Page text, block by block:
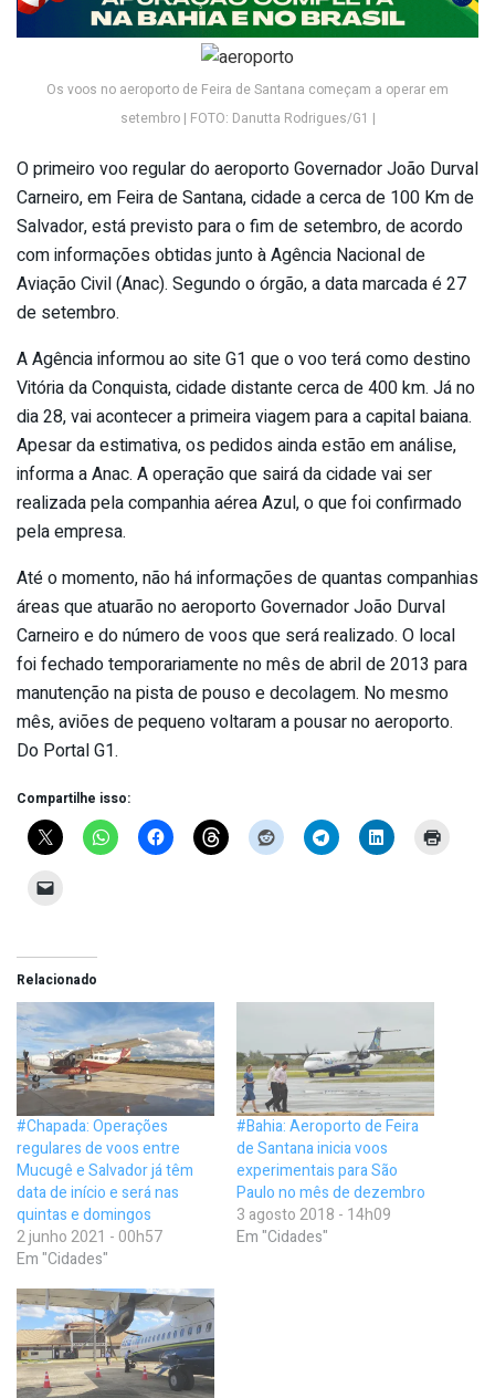
Os voos no aeroporto de Feira de Santana começam a operar em
setembro | FOTO: Danutta Rodrigues/G1 |
O primeiro voo regular do aeroporto Governador João Durval
Carneiro, em Feira de Santana, cidade a cerca de 100 Km de
Salvador, está previsto para o fim de setembro, de acordo
com informações obtidas junto à Agência Nacional de
Aviação Civil (Anac). Segundo o órgão, a data marcada é 27
de setembro.
A Agência informou ao site G1 que o voo terá como destino
Vitória da Conquista, cidade distante cerca de 400 km. Já no
dia 28, vai acontecer a primeira viagem para a capital baiana.
Apesar da estimativa, os pedidos ainda estão em análise,
informa a Anac. A operação que sairá da cidade vai ser
realizada pela companhia aérea Azul, o que foi confirmado
pela empresa.
Até o momento, não há informações de quantas companhias
áreas que atuarão no aeroporto Governador João Durval
Carneiro e do número de voos que será realizado. O local
foi fechado temporariamente no mês de abril de 2013 para
manutenção na pista de pouso e decolagem. No mesmo
mês, aviões de pequeno voltaram a pousar no aeroporto.
Do Portal G1.
Compartilhe isso:
Relacionado
#Chapada: Operações
regulares de voos entre
Mucugê e Salvador já têm
data de início e será nas
quintas e domingos
2 junho 2021 - 00h57
Em "Cidades"
#Bahia: Aeroporto de Feira
de Santana inicia voos
experimentais para São
Paulo no mês de dezembro
3 agosto 2018 - 14h09
Em "Cidades"